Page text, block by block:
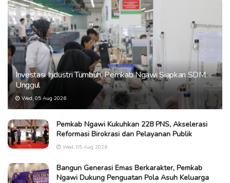
Investasi Industri Tumbuh, Pemkab Ngawi Siapkan SDM
Unggul
Wed, 05 Aug 2026
Pemkab Ngawi Kukuhkan 228 PNS, Akselerasi
Reformasi Birokrasi dan Pelayanan Publik
Wed, 05 Aug 2026
Bangun Generasi Emas Berkarakter, Pemkab
Ngawi Dukung Penguatan Pola Asuh Keluarga